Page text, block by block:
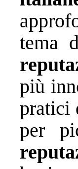
tema
più
pratici
per